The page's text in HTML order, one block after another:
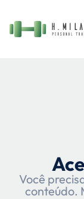
Você
conteúdo.